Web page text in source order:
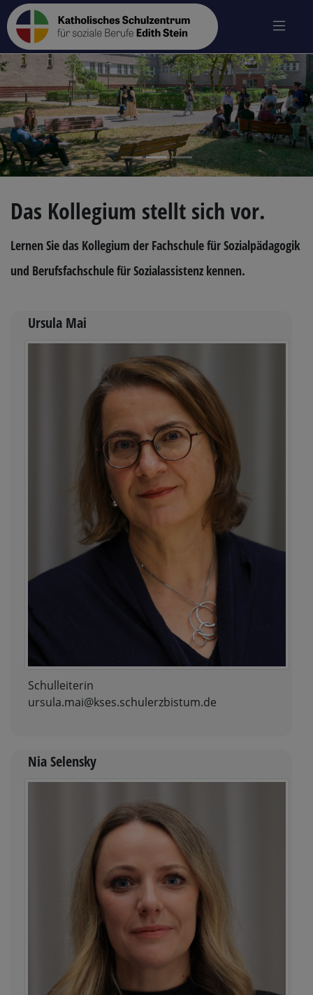
zurück
Das Kollegium stellt sich vor.
Lernen Sie das Kollegium der Fachschule für Sozialpädagogik
und Berufsfachschule für Sozialassistenz kennen.
Ursula Mai
Schulleiterin
ursula.mai@kses.schulerzbistum.de
Nia Selensky